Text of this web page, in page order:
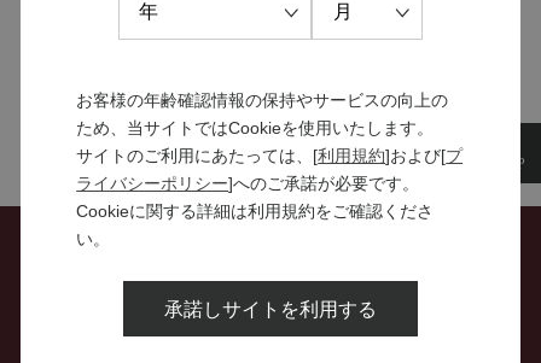
お問い合わせ
お客様の年齢確認情報の保持やサービスの向上の
ため、当サイトではCookieを使用いたします。
サイトのご利用にあたっては、[利用規約]および[プ
ライバシーポリシー]へのご承諾が必要です。
Cookieに関する詳細は利用規約をご確認くださ
い。
承諾しサイトを利用する